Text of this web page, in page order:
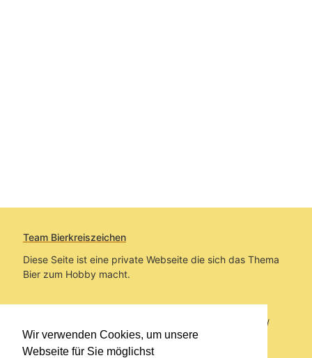
Wir verwenden Cookies, um unsere
Webseite für Sie möglichst
Team Bierkreiszeichen
Diese Seite ist eine private Webseite die sich das Thema
Bier zum Hobby macht.
Sie befinden sich auf https://www.bierkreiszeichen.at/
im Pfad:Bierkreiszeichen/Gesammelte Biere